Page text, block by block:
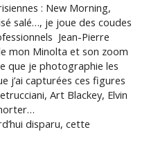
: New Morning,
salé…, je joue des coudes
Jean-Pierre
mon Minolta et son zoom
que je photographie les
j’ai capturées ces figures
Art Blackey, Elvin
disparu, cette